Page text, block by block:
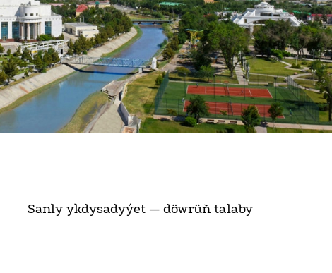
Sanly ykdysadyýet — döwrüň talaby